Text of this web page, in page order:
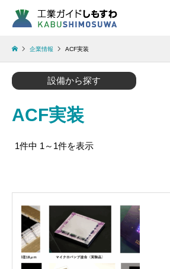
企業情報 ACF実装
設備から探す
ACF実装
1件中 1～1件を表示